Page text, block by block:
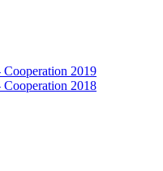
Cooperation 2019
Cooperation 2018